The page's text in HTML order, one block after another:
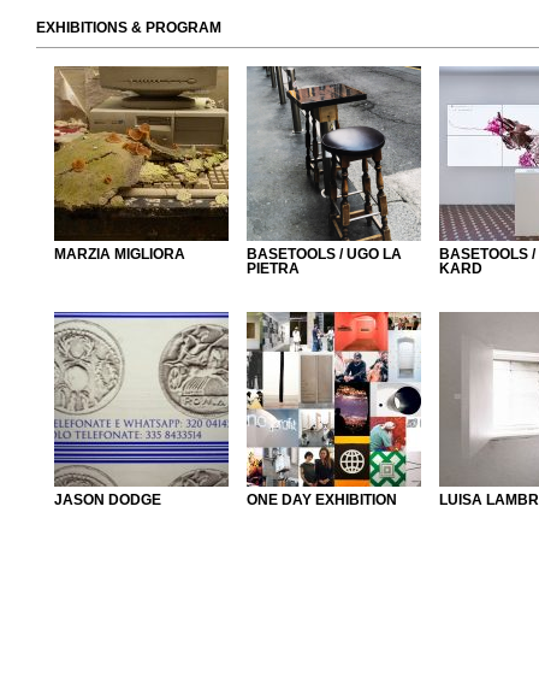
EXHIBITIONS & PROGRAM
MARZIA MIGLIORA
BASETOOLS / UGO LA
PIETRA
BASETOOLS
KARD
JASON DODGE ONE DAY EXHIBITION LUISA